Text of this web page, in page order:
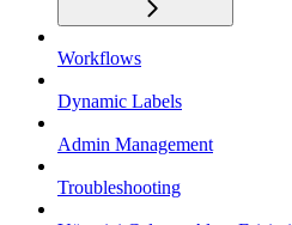
Workflows
Dynamic Labels
Admin Management
Troubleshooting